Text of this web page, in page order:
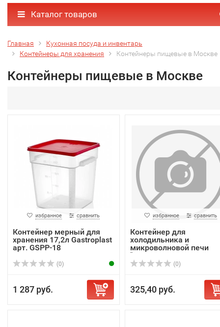
Каталог товаров
Главная
Кухонная посуда и инвентарь
Контейнеры для хранения
Контейнеры пищевые в Москве
Контейнеры пищевые в Москве
избранное сравнить
Контейнер мерный для
хранения 17,2л Gastroplast
арт. GSPP-18
(0)
1 287 руб.
избранное сравнить
Контейнер для
холодильника и
микроволновой печи
"SMA...
(0)
325,40 руб.